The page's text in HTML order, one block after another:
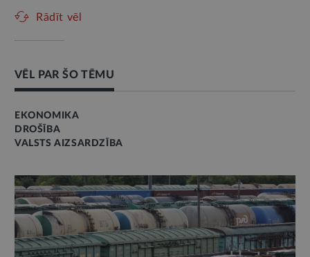
Rādīt vēl
VĒL PAR ŠO TĒMU
EKONOMIKA
DROŠĪBA
VALSTS AIZSARDZĪBA